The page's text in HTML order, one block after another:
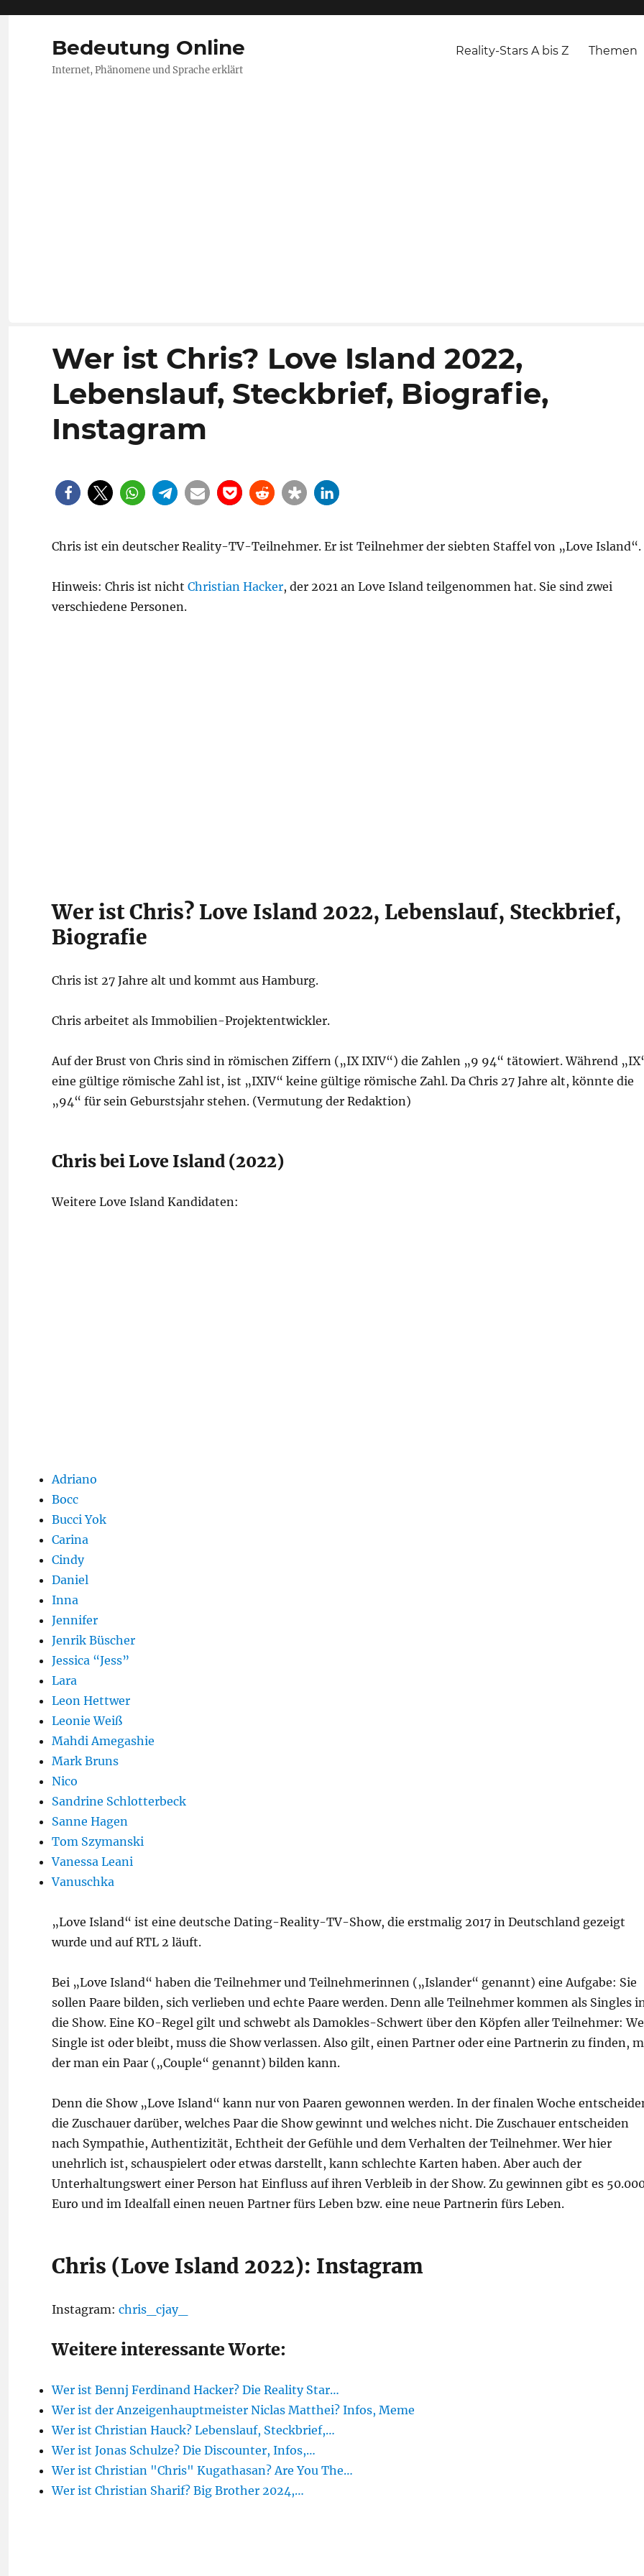
Bedeutung Online
Internet, Phänomene und Sprache erklärt
Reality-Stars A bis Z Themen
Wer ist Chris? Love Island 2022,
Lebenslauf, Steckbrief, Biografie,
Instagram
Chris ist ein deutscher Reality-TV-Teilnehmer. Er ist Teilnehmer der siebten Staffel von „Love Island“.
Hinweis: Chris ist nicht Christian Hacker, der 2021 an Love Island teilgenommen hat. Sie sind zwei
verschiedene Personen.
Wer ist Chris? Love Island 2022, Lebenslauf, Steckbrief,
Biografie
Chris ist 27 Jahre alt und kommt aus Hamburg.
Chris arbeitet als Immobilien-Projektentwickler.
Auf der Brust von Chris sind in römischen Ziffern („IX IXIV“) die Zahlen „9 94“ tätowiert. Während
eine gültige römische Zahl ist, ist „IXIV“ keine gültige römische Zahl. Da Chris 27 Jahre alt, könnte die
„94“ für sein Geburstsjahr stehen. (Vermutung der Redaktion)
Chris bei Love Island (2022)
Weitere Love Island Kandidaten:
Adriano
Bocc
Bucci Yok
Carina
Cindy
Daniel
Inna
Jennifer
Jenrik Büscher
Jessica “Jess”
Lara
Leon Hettwer
Leonie Weiß
Mahdi Amegashie
Mark Bruns
Nico
Sandrine Schlotterbeck
Sanne Hagen
Tom Szymanski
Vanessa Leani
Vanuschka
„Love Island“ ist eine deutsche Dating-Reality-TV-Show, die erstmalig 2017 in Deutschland gezeigt
wurde und auf RTL 2 läuft.
Bei „Love Island“ haben die Teilnehmer und Teilnehmerinnen („Islander“ genannt) eine Aufgabe: Sie
sollen Paare bilden, sich verlieben und echte Paare werden. Denn alle Teilnehmer kommen als Singles
die Show. Eine KO-Regel gilt und schwebt als Damokles-Schwert über den Köpfen aller Teilnehmer:
Single ist oder bleibt, muss die Show verlassen. Also gilt, einen Partner oder eine Partnerin zu finden,
der man ein Paar („Couple“ genannt) bilden kann.
Denn die Show „Love Island“ kann nur von Paaren gewonnen werden. In der finalen Woche
die Zuschauer darüber, welches Paar die Show gewinnt und welches nicht. Die Zuschauer entscheiden
nach Sympathie, Authentizität, Echtheit der Gefühle und dem Verhalten der Teilnehmer. Wer hier
unehrlich ist, schauspielert oder etwas darstellt, kann schlechte Karten haben. Aber auch der
Unterhaltungswert einer Person hat Einfluss auf ihren Verbleib in der Show. Zu gewinnen gibt es
Euro und im Idealfall einen neuen Partner fürs Leben bzw. eine neue Partnerin fürs Leben.
Chris (Love Island 2022): Instagram
Instagram: chris_cjay_
Weitere interessante Worte:
Wer ist Bennj Ferdinand Hacker? Die Reality Star…
Wer ist der Anzeigenhauptmeister Niclas Matthei? Infos, Meme
Wer ist Christian Hauck? Lebenslauf, Steckbrief,…
Wer ist Jonas Schulze? Die Discounter, Infos,…
Wer ist Christian "Chris" Kugathasan? Are You The…
Wer ist Christian Sharif? Big Brother 2024,…